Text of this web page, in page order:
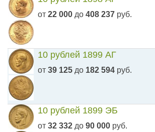
от 22 000 до 408 237 руб.
10 рублей 1899 АГ
от 39 125 до 182 594 руб.
10 рублей 1899 ЭБ
от 32 332 до 90 000 руб.